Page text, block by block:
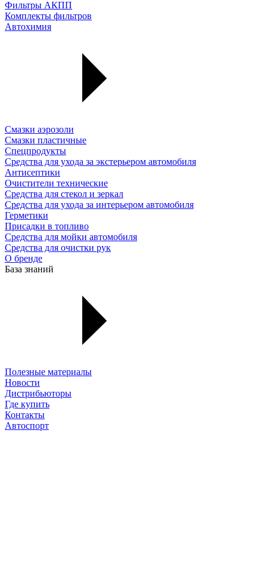
Фильтры АКПП
Комплекты фильтров
Автохимия
Смазки аэрозоли
Смазки пластичные
Спецпродукты
Средства для ухода за экстерьером автомобиля
Антисептики
Очистители технические
Средства для стекол и зеркал
Средства для ухода за интерьером автомобиля
Герметики
Присадки в топливо
Средства для мойки автомобиля
Средства для очистки рук
О бренде
База знаний
Полезные материалы
Новости
Дистрибьюторы
Где купить
Контакты
Автоспорт